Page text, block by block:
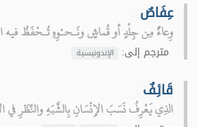
عِفَاصٌ
وِعاءٌ مِن جِلْدٍ أو قُماشٍ ونَـحـْوِهِ تُـحْفَظُ فيه
مترجم إلى: الإندونيسية
قَائِفٌ
الذِي يَعْرِفُ نَسَبَ الإِنْسَانِ بِالشَّبَهِ والنَّظَرِ في